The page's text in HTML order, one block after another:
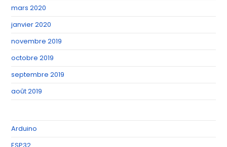
mars 2020
janvier 2020
novembre 2019
octobre 2019
septembre 2019
août 2019
Arduino
ESP32